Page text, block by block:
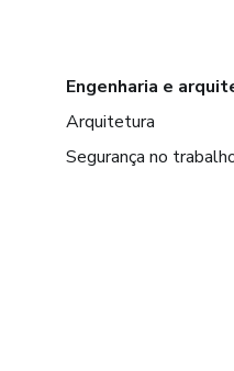
Engenharia e
Arquitetura
Segurança no